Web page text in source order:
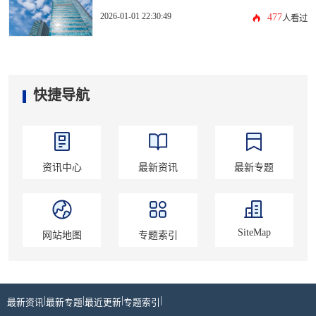
2026-01-01 22:30:49 477人看过
快捷导航
资讯中心 最新资讯 最新专题
网站地图 专题索引 SiteMap
最新资讯 最新专题 最近更新 专题索引